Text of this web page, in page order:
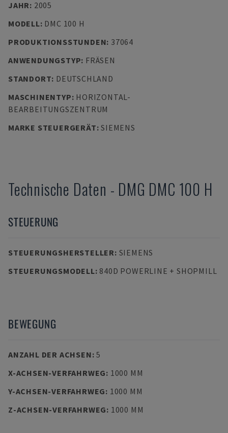
JAHR: 2005
MODELL: DMC 100 H
PRODUKTIONSSTUNDEN: 37064
ANWENDUNGSTYP: FRÄSEN
STANDORT: DEUTSCHLAND
MASCHINENTYP: HORIZONTAL-
BEARBEITUNGSZENTRUM
MARKE STEUERGERÄT:SIEMENS
Technische Daten - DMG DMC 100 H
STEUERUNG
STEUERUNGSHERSTELLER: SIEMENS
STEUERUNGSMODELL: 840D POWERLINE + SHOPMILL
BEWEGUNG
ANZAHL DER ACHSEN:5
X-ACHSEN-VERFAHRWEG: 1000 MM
Y-ACHSEN-VERFAHRWEG: 1000 MM
Z-ACHSEN-VERFAHRWEG: 1000 MM